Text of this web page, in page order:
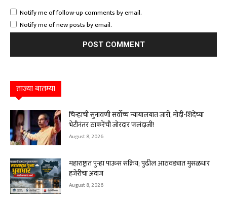
Notify me of follow-up comments by email.
Notify me of new posts by email.
ताज्या बातम्या
चिन्हाची सुनावणी सर्वोच्च न्यायालयात जारी, मोदी-शिंदेंच्या
भेटीनंतर ठाकरेंची जोरदार फलंदाजी!
August 8, 2026
महाराष्ट्रात पुन्हा पाऊस सक्रिय; पुढील आठवड्यात मुसळधार
हजेरीचा अंदाज
August 8, 2026